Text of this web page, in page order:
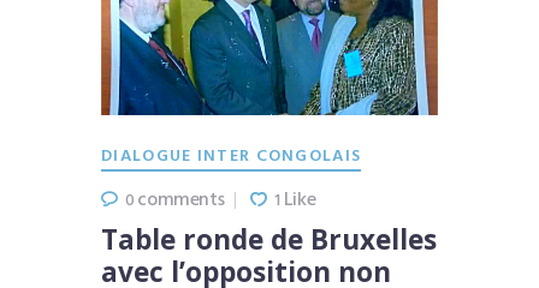
DIALOGUE INTER CONGOLAIS
0comments 1 Like
Table ronde de Bruxelles
avec l’opposition non